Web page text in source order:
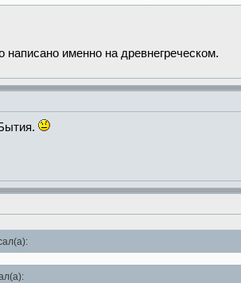
написано именно на древнегреческом.